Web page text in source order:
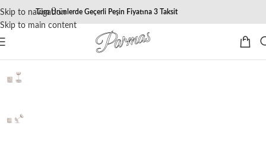
Skip to navigation
Skip to main content
Tüm Ürünlerde Geçerli Peşin Fiyatına 3 Taksit